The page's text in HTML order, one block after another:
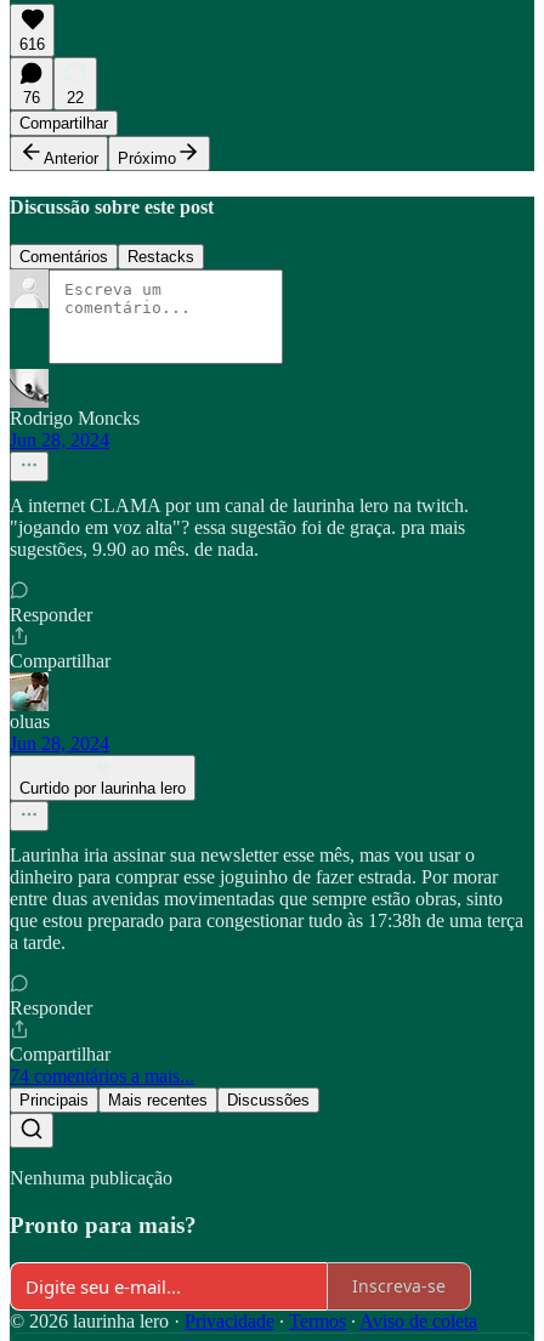
616
76
22
Compartilhar
Anterior
Próximo
Discussão sobre este post
Comentários Restacks
Rodrigo Moncks
Jun 28, 2024
A internet CLAMA por um canal de laurinha lero na twitch.
"jogando em voz alta"? essa sugestão foi de graça. pra mais
sugestões, 9.90 ao mês. de nada.
Responder
Compartilhar
oluas
Jun 28, 2024
Curtido por laurinha lero
Laurinha iria assinar sua newsletter esse mês, mas vou usar o
dinheiro para comprar esse joguinho de fazer estrada. Por morar
entre duas avenidas movimentadas que sempre estão obras, sinto
que estou preparado para congestionar tudo às 17:38h de uma terça
a tarde.
Responder
Compartilhar
74 comentários a mais...
Principais Mais recentes Discussões
Nenhuma publicação
Pronto para mais?
Inscreva-se
© 2026 laurinha lero · Privacidade ∙ Termos ∙ Aviso de coleta